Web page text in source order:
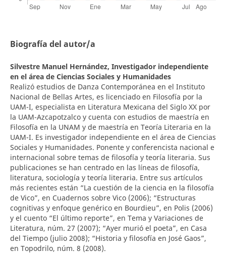
Biografía del autor/a
Silvestre Manuel Hernández, Investigador independiente
en el área de Ciencias Sociales y Humanidades
Realizó estudios de Danza Contemporánea en el Instituto
Nacional de Bellas Artes, es licenciado en Filosofía por la
UAM-I, especialista en Literatura Mexicana del Siglo XX por
la UAM-Azcapotzalco y cuenta con estudios de maestría en
Filosofía en la UNAM y de maestría en Teoría Literaria en la
UAM-I. Es investigador independiente en el área de Ciencias
Sociales y Humanidades. Ponente y conferencista nacional e
internacional sobre temas de filosofía y teoría literaria. Sus
publicaciones se han centrado en las líneas de filosofía,
literatura, sociología y teoría literaria. Entre sus artículos
más recientes están “La cuestión de la ciencia en la filosofía
de Vico”, en Cuadernos sobre Vico (2006); “Estructuras
cognitivas y enfoque genérico en Bourdieu”, en Polis (2006)
y el cuento “El último reporte”, en Tema y Variaciones de
Literatura, núm. 27 (2007); “Ayer murió el poeta”, en Casa
del Tiempo (julio 2008); “Historia y filosofía en José Gaos”,
en Topodrilo, núm. 8 (2008).